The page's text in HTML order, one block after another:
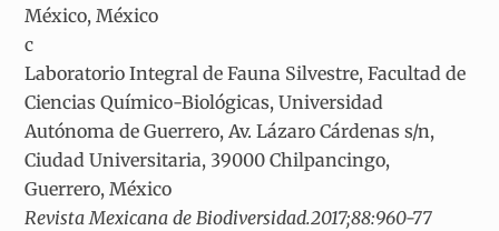
México, México
c
Laboratorio Integral de Fauna Silvestre, Facultad de
Ciencias Químico-Biológicas, Universidad
Autónoma de Guerrero, Av. Lázaro Cárdenas s/n,
Ciudad Universitaria, 39000 Chilpancingo,
Guerrero, México
Revista Mexicana de Biodiversidad.2017;88:960-77